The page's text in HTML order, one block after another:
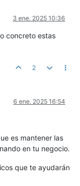
3 ene. 2025 10:36
concreto estas
2
6 ene. 2025 16:54
es mantener las
en tu negocio.
que te ayudarán